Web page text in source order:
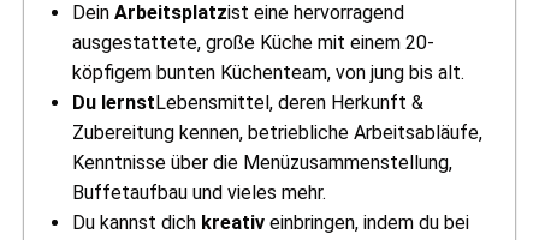
Dein Arbeitsplatzist eine hervorragend
ausgestattete, große Küche mit einem 20-
köpfigem bunten Küchenteam, von jung bis alt.
Du lernstLebensmittel, deren Herkunft &
Zubereitung kennen, betriebliche Arbeitsabläufe,
Kenntnisse über die Menüzusammenstellung,
Buffetaufbau und vieles mehr.
Du kannst dich kreativ einbringen, indem du bei